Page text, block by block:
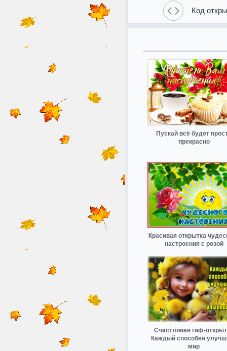
Код
Пускай всё будет
прекрасно
Красивая открытка
настроения с розой
Счастливая гиф-
Каждый способен
мир